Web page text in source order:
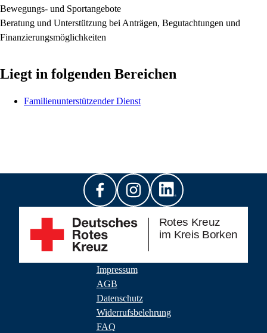
Bewegungs- und Sportangebote
Beratung und Unterstützung bei Anträgen, Begutachtungen und
Finanzierungsmöglichkeiten
Liegt in folgenden Bereichen
Familienunterstützender Dienst
Impressum
AGB
Datenschutz
Widerrufsbelehrung
FAQ